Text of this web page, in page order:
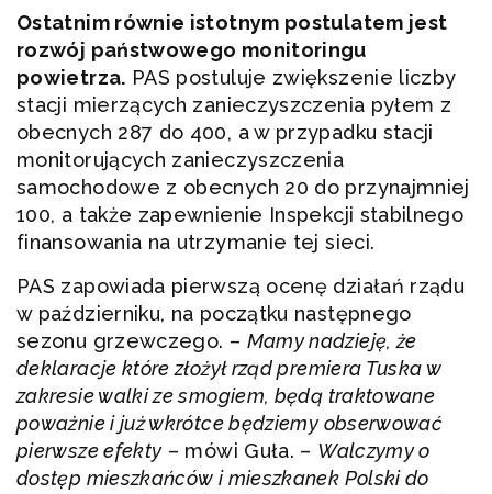
Ostatnim równie istotnym postulatem jest
rozwój państwowego monitoringu
powietrza. PAS postuluje zwiększenie liczby
stacji mierzących zanieczyszczenia pyłem z
obecnych 287 do 400, a w przypadku stacji
monitorujących zanieczyszczenia
samochodowe z obecnych 20 do przynajmniej
100, a także zapewnienie Inspekcji stabilnego
finansowania na utrzymanie tej sieci.
PAS zapowiada pierwszą ocenę działań rządu
w październiku, na początku następnego
sezonu grzewczego. – Mamy nadzieję, że
deklaracje które złożył rząd premiera Tuska w
zakresie walki ze smogiem, będą traktowane
poważnie i już wkrótce będziemy obserwować
pierwsze efekty– mówi Guła. – Walczymy o
dostęp mieszkańców i mieszkanek Polski do